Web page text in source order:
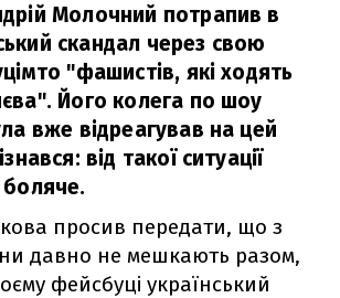
Молочний потрапив в
скандал через свою
"фашистів, які ходять
Його колега по шоу
вже відреагував на цей
від такої ситуації
просив передати, що з
давно не мешкають разом,
фейсбуці український